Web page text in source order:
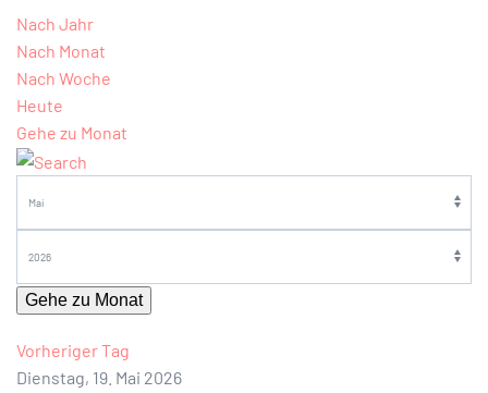
Nach Jahr
Nach Monat
Nach Woche
Heute
Gehe zu Monat
Gehe zu Monat
Vorheriger Tag
Dienstag, 19. Mai 2026